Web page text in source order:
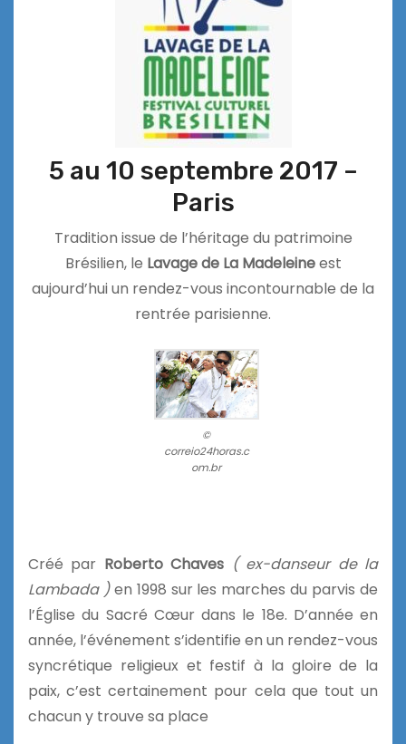
5 au 10 septembre 2017 –
Paris
Tradition issue de l’héritage du patrimoine
Brésilien, le Lavage de La Madeleineest
aujourd’hui un rendez-vous incontournable de la
rentrée parisienne.
©
correio24horas.c
om.br
Créé par Roberto Chaves ( ex-danseur de la
Lambada )en 1998 sur les marches du parvis de
l’Église du Sacré Cœur dans le 18e. D’année en
année, l’événement s’identifie en un rendez-vous
syncrétique religieux et festif à la gloire de la
paix, c’est certainement pour cela que tout un
chacun y trouve sa place